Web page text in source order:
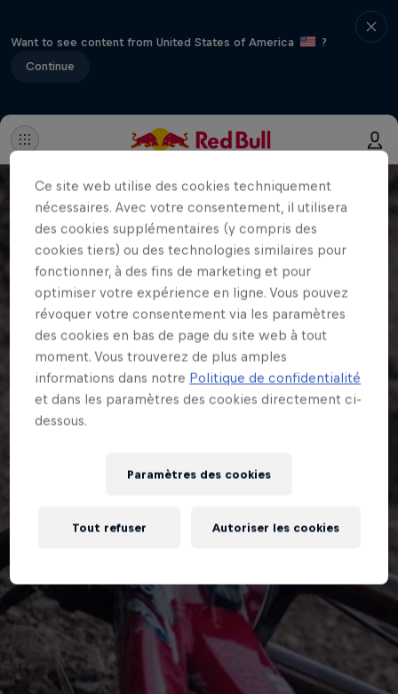
Want to see content from United States of America
?
Continue
Ce site web utilise des cookies techniquement
nécessaires. Avec votre consentement, il utilisera
des cookies supplémentaires (y compris des
cookies tiers) ou des technologies similaires pour
fonctionner, à des fins de marketing et pour
optimiser votre expérience en ligne. Vous pouvez
révoquer votre consentement via les paramètres
des cookies en bas de page du site web à tout
moment. Vous trouverez de plus amples
informations dans notre Politique de confidentialité
et dans les paramètres des cookies directement ci-
dessous.
Paramètres des cookies
Tout refuser Autoriser les cookies